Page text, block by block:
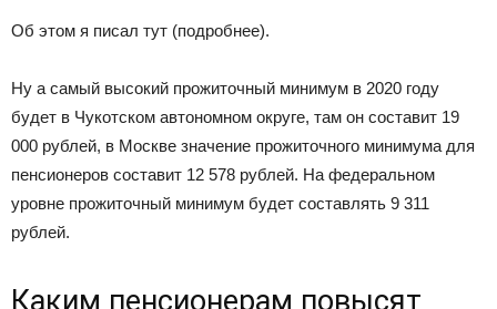
Об этом я писал тут (подробнее).
Ну а самый высокий прожиточный минимум в 2020 году
будет в Чукотском автономном округе, там он составит 19
000 рублей, в Москве значение прожиточного минимума для
пенсионеров составит 12 578 рублей. На федеральном
уровне прожиточный минимум будет составлять 9 311
рублей.
Каким пенсионерам повысят